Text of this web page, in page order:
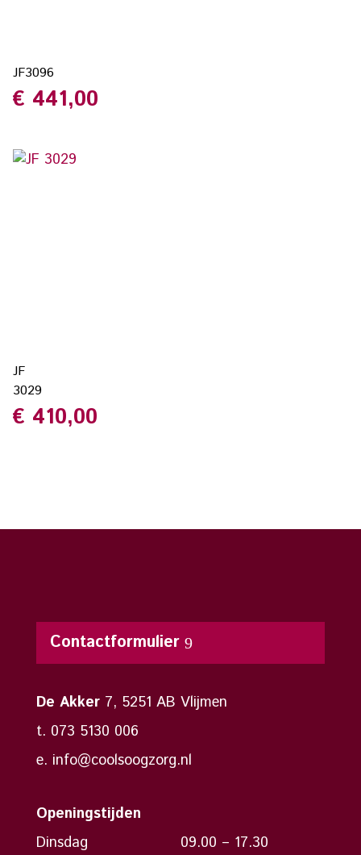
JF3096
€ 441,00
JF
3029
€ 410,00
Contactformulier
De Akker7, 5251 AB Vlijmen
t. 073 5130 006
e. info@coolsoogzorg.nl
Openingstijden
Dinsdag
09.00 – 17.30